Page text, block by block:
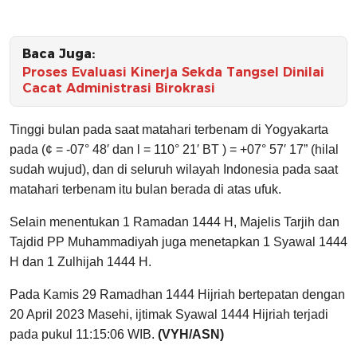
Baca Juga:
Proses Evaluasi Kinerja Sekda Tangsel Dinilai
Cacat Administrasi Birokrasi
Tinggi bulan pada saat matahari terbenam di Yogyakarta
pada (¢ = -07° 48′ dan l = 110° 21′ BT ) = +07° 57′ 17” (hilal
sudah wujud), dan di seluruh wilayah Indonesia pada saat
matahari terbenam itu bulan berada di atas ufuk.
Selain menentukan 1 Ramadan 1444 H, Majelis Tarjih dan
Tajdid PP Muhammadiyah juga menetapkan 1 Syawal 1444
H dan 1 Zulhijah 1444 H.
Pada Kamis 29 Ramadhan 1444 Hijriah bertepatan dengan
20 April 2023 Masehi, ijtimak Syawal 1444 Hijriah terjadi
pada pukul 11:15:06 WIB. (VYH/ASN)